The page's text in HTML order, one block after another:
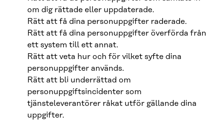
om dig rättade eller uppdaterade.
Rätt att få dina personuppgifter raderade.
Rätt att få dina personuppgifter överförda från
ett system till ett annat.
Rätt att veta hur och för vilket syfte dina
personuppgifter används.
Rätt att bli underrättad om
personuppgiftsincidenter som
tjänsteleverantörer råkat utför gällande dina
uppgifter.